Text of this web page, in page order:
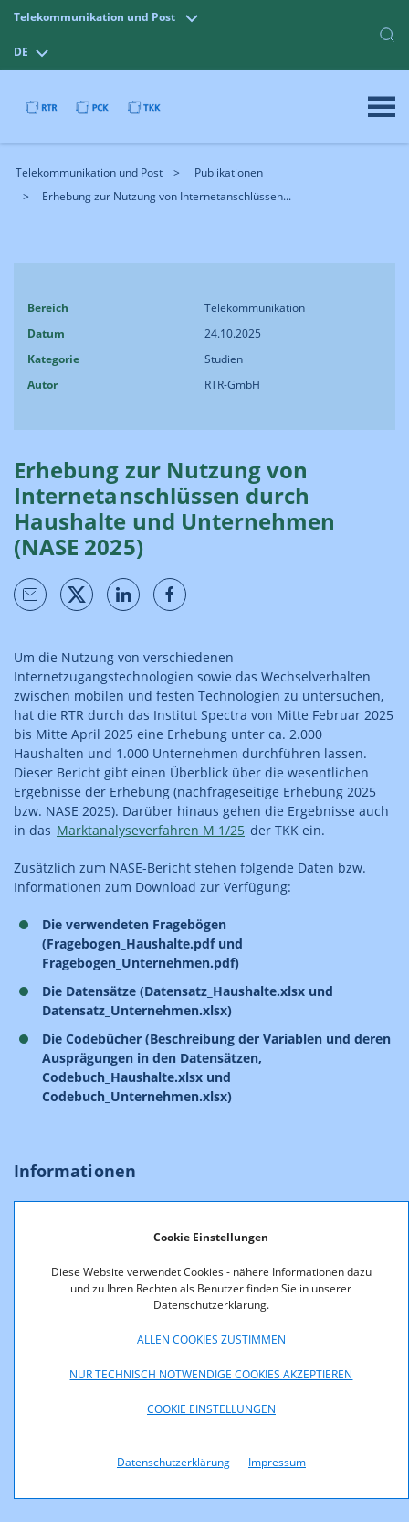
Cookie Einstellungen
Diese Website verwendet Cookies - nähere Informationen dazu
und zu Ihren Rechten als Benutzer finden Sie in unserer
Datenschutzerklärung.
ALLEN COOKIES ZUSTIMMEN
NUR TECHNISCH NOTWENDIGE COOKIES AKZEPTIEREN
COOKIE EINSTELLUNGEN
Datenschutzerklärung Impressum
Telekommunikation und Post
DE
Telekommunikation und Post
Publikationen
Erhebung zur Nutzung von Internetanschlüssen...
Bereich
Telekommunikation
Datum
24.10.2025
Kategorie
Studien
Autor
RTR-GmbH
Erhebung zur Nutzung von
Internetanschlüssen durch
Haushalte und Unternehmen
(NASE 2025)
Um die Nutzung von verschiedenen
Internetzugangstechnologien sowie das Wechselverhalten
zwischen mobilen und festen Technologien zu untersuchen,
hat die RTR durch das Institut Spectra von Mitte Februar 2025
bis Mitte April 2025 eine Erhebung unter ca. 2.000
Haushalten und 1.000 Unternehmen durchführen lassen.
Dieser Bericht gibt einen Überblick über die wesentlichen
Ergebnisse der Erhebung (nachfrageseitige Erhebung 2025
bzw. NASE 2025). Darüber hinaus gehen die Ergebnisse auch
in das Marktanalyseverfahren M 1/25 der TKK ein.
Zusätzlich zum NASE-Bericht stehen folgende Daten bzw.
Informationen zum Download zur Verfügung:
Die verwendeten Fragebögen
(Fragebogen_Haushalte.pdf und
Fragebogen_Unternehmen.pdf)
Die Datensätze (Datensatz_Haushalte.xlsx und
Datensatz_Unternehmen.xlsx)
Die Codebücher (Beschreibung der Variablen und deren
Ausprägungen in den Datensätzen,
Codebuch_Haushalte.xlsx und
Codebuch_Unternehmen.xlsx)
Informationen
Nachfrageseitige Erhebungen seit 2003
NASE 2011
Breitband-NASE 2009